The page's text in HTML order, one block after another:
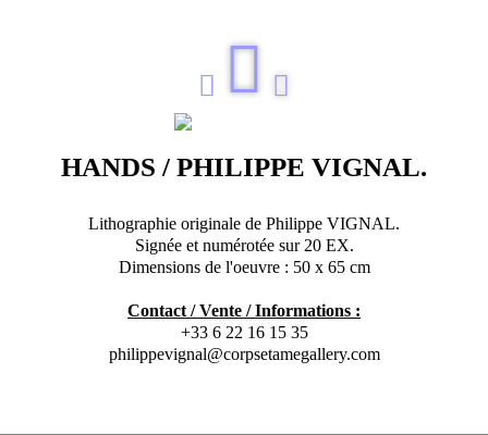
HANDS / PHILIPPE VIGNAL.
Lithographie originale de Philippe VIGNAL.
Signée et numérotée sur 20 EX.
Dimensions de l'oeuvre : 50 x 65 cm
Contact / Vente / Informations :
+33 6 22 16 15 35
philippevignal@corpsetamegallery.com